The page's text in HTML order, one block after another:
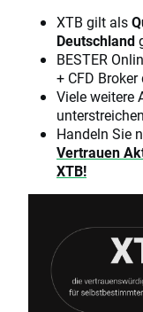
XTB gilt als
Deutschland
BESTER
+ CFD
Viele weitere
Handeln Sie
Vertrauen
XTB!